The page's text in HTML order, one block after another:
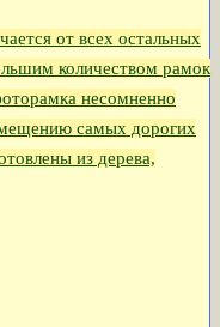
от всех остальных
количеством рамок
несомненно
самых дорогих
из дерева,